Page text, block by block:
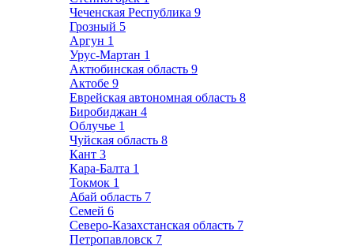
Чеченская Республика 9
Грозный 5
Аргун 1
Урус-Мартан 1
Актюбинская область 9
Актобе 9
Еврейская автономная область 8
Биробиджан 4
Облучье 1
Чуйская область 8
Кант 3
Кара-Балта 1
Токмок 1
Абай область 7
Семей 6
Северо-Казахстанская область 7
Петропавловск 7